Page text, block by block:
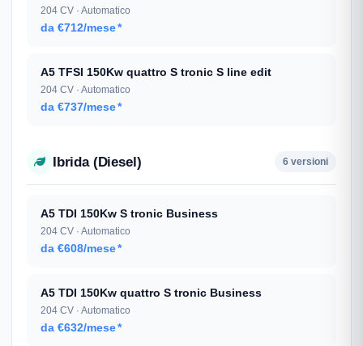
204 CV · Automatico
da €712/mese*
A5 TFSI 150Kw quattro S tronic S line edit
204 CV · Automatico
da €737/mese*
Ibrida (Diesel) 6 versioni
A5 TDI 150Kw S tronic Business
204 CV · Automatico
da €608/mese*
A5 TDI 150Kw quattro S tronic Business
204 CV · Automatico
da €632/mese*